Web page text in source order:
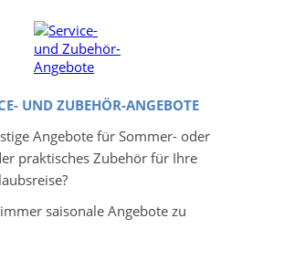
UND ZUBEHÖR-ANGEBOTE
Angebote für Sommer- oder
praktisches Zubehör für Ihre
saisonale Angebote zu